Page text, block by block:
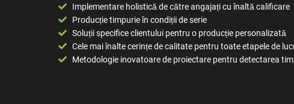
Implementare holistică de către angajați cu înaltă calificare
Producție timpurie în condiții de serie
Soluții specifice clientului pentru o producție personalizată
Cele mai înalte cerințe de calitate pentru toate etapele de
Metodologie inovatoare de proiectare pentru detectarea